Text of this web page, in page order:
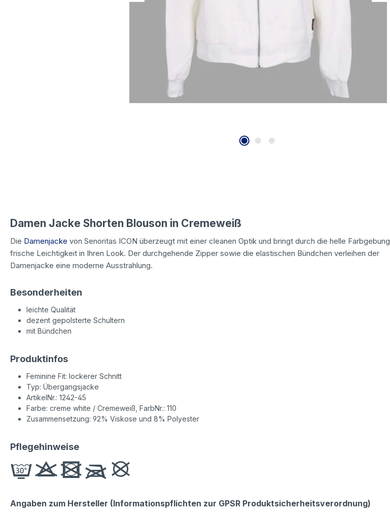
Damen Jacke Shorten Blouson in Cremeweiß
Die Damenjacke von Senoritas ICON überzeugt mit einer cleanen Optik und bringt durch die helle Farbgebung
frische Leichtigkeit in Ihren Look. Der durchgehende Zipper sowie die elastischen Bündchen verleihen der
Damenjacke eine moderne Ausstrahlung.
Besonderheiten
leichte Qualität
dezent gepolsterte Schultern
mit Bündchen
Produktinfos
Feminine Fit: lockerer Schnitt
Typ: Übergangsjacke
ArtikelNr.: 1242-45
Farbe: creme white / Cremeweiß, FarbNr.: 110
Zusammensetzung: 92% Viskose und 8% Polyester
Pflegehinweise
Angaben zum Hersteller (Informationspflichten zur GPSR Produktsicherheitsverordnung)